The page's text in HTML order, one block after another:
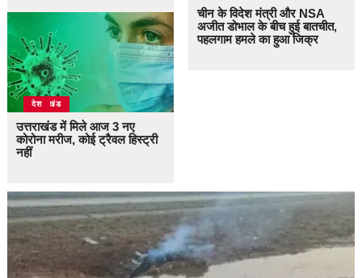
उत्तराखंड
देश
उत्तराखंड में मिले आज 3 नए
कोरोना मरीज, कोई ट्रैवल हिस्ट्री
नहीं
चीन के विदेश मंत्री और NSA
अजीत डोभाल के बीच हुई बातचीत,
पहलगाम हमले का हुआ जिक्र